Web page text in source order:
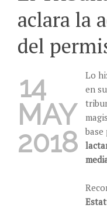
aclara la
del
14
MAY
2018
Lo
en
base